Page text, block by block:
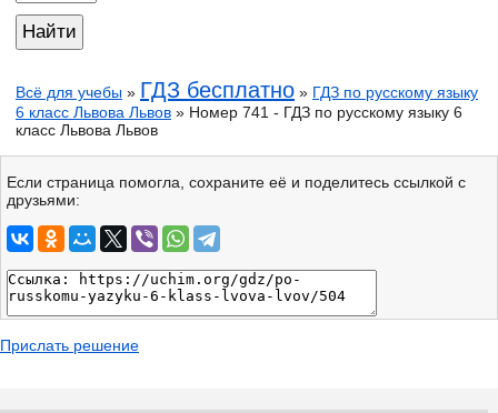
Всё для учебы » ГДЗ бесплатно » ГДЗ по русскому языку
6 класс Львова Львов » Номер 741 - ГДЗ по русскому языку 6
класс Львова Львов
Если страница помогла, сохраните её и поделитесь ссылкой с
друзьями:
Прислать решение